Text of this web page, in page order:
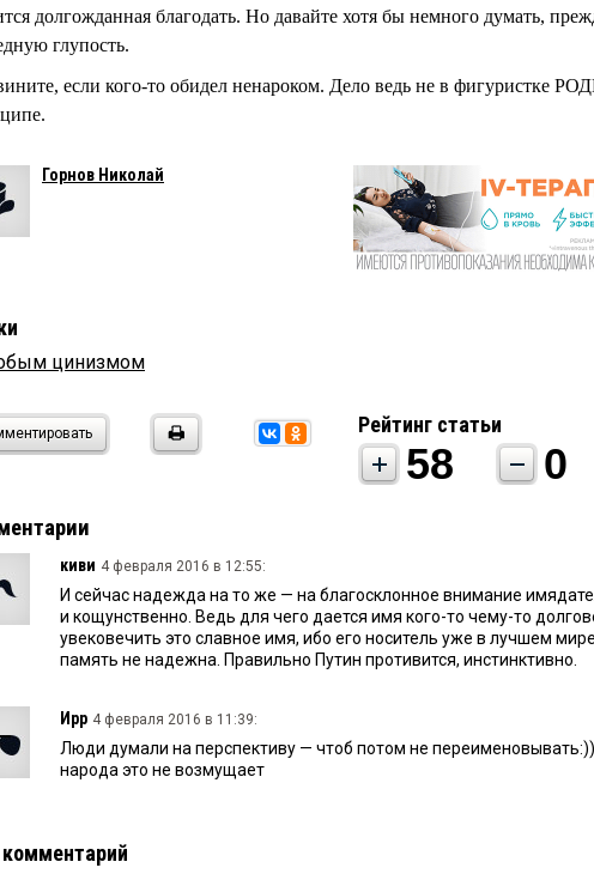
долгожданная благодать. Но давайте хотя бы немного думать,
глупость.
если кого-то обидел ненароком. Дело ведь не в фигуристке
Горнов Николай
цинизмом
Рейтинг статьи
58 0
киви 4 февраля 2016 в 12:55:
И сейчас надежда на то же — на благосклонное внимание
и кощунственно. Ведь для чего дается имя кого-то чему-то
увековечить это славное имя, ибо его носитель уже в лучшем
память не надежна. Правильно Путин противится, инстинктивно.
Ирр 4 февраля 2016 в 11:39:
Люди думали на перспективу — чтоб потом не
народа это не возмущает